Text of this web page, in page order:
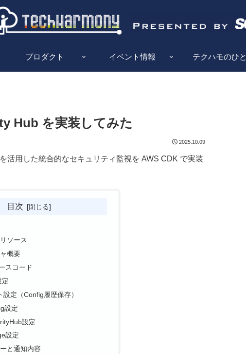
プロダクト イベント情報 テクハモのひと
Hub を実装してみた
2025.10.09
活用した統合的なセキュリティ監視を AWS CDK で実装
目次
ソース
概要
スコード
定
設定（Config履歴保存）
設定
設定
設定
と通知内容